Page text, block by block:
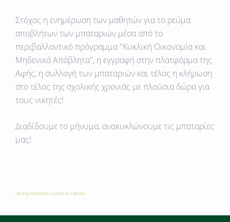
Στόχος η ενημέρωση των μαθητών για το ρεύμα
αποβλήτων των μπαταριών μέσα από το
περιβαλλοντικό πρόγραμμα ''Κυκλική Οικονομία και
Μηδενικά Απόβλητα'', η εγγραφή στην πλατφόρμα της
Αφής, η συλλογή των μπαταριών και τέλος η κλήρωση
στο τέλος της σχολικής χρονιάς με πλούσια δώρα για
τους νικητές!
Διαδίδουμε το μήνυμα, ανακυκλώνουμε τις μπαταρίες
μας!
FaLang translation system by Faboba